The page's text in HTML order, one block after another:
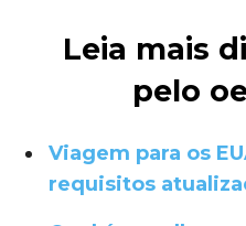
Leia mais
pelo
Viagem para os
requisitos